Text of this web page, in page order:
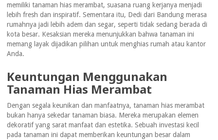
memiliki tanaman hias merambat, suasana ruang kerjanya menjadi
lebih fresh dan inspiratif. Sementara itu, Dedi dari Bandung merasa
rumahnya jadi lebih adem dan segar, seperti tidak sedang berada di
kota besar. Kesaksian mereka menunjukkan bahwa tanaman ini
memang layak dijadikan pilihan untuk menghias rumah atau kantor
Anda.
Keuntungan Menggunakan
Tanaman Hias Merambat
Dengan segala keunikan dan manfaatnya, tanaman hias merambat
bukan hanya sekedar tanaman biasa. Mereka merupakan elemen
dekoratif yang sarat manfaat dan estetika. Sebuah investasi kecil
pada tanaman ini dapat memberikan keuntungan besar dalam